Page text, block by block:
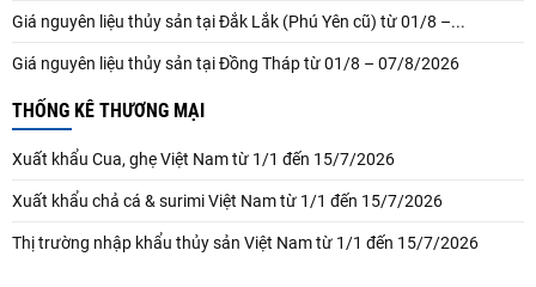
Giá nguyên liệu thủy sản tại Đắk Lắk (Phú Yên cũ) từ 01/8 –...
Giá nguyên liệu thủy sản tại Đồng Tháp từ 01/8 – 07/8/2026
THỐNG KÊ THƯƠNG MẠI
Xuất khẩu Cua, ghẹ Việt Nam từ 1/1 đến 15/7/2026
Xuất khẩu chả cá & surimi Việt Nam từ 1/1 đến 15/7/2026
Thị trường nhập khẩu thủy sản Việt Nam từ 1/1 đến 15/7/2026